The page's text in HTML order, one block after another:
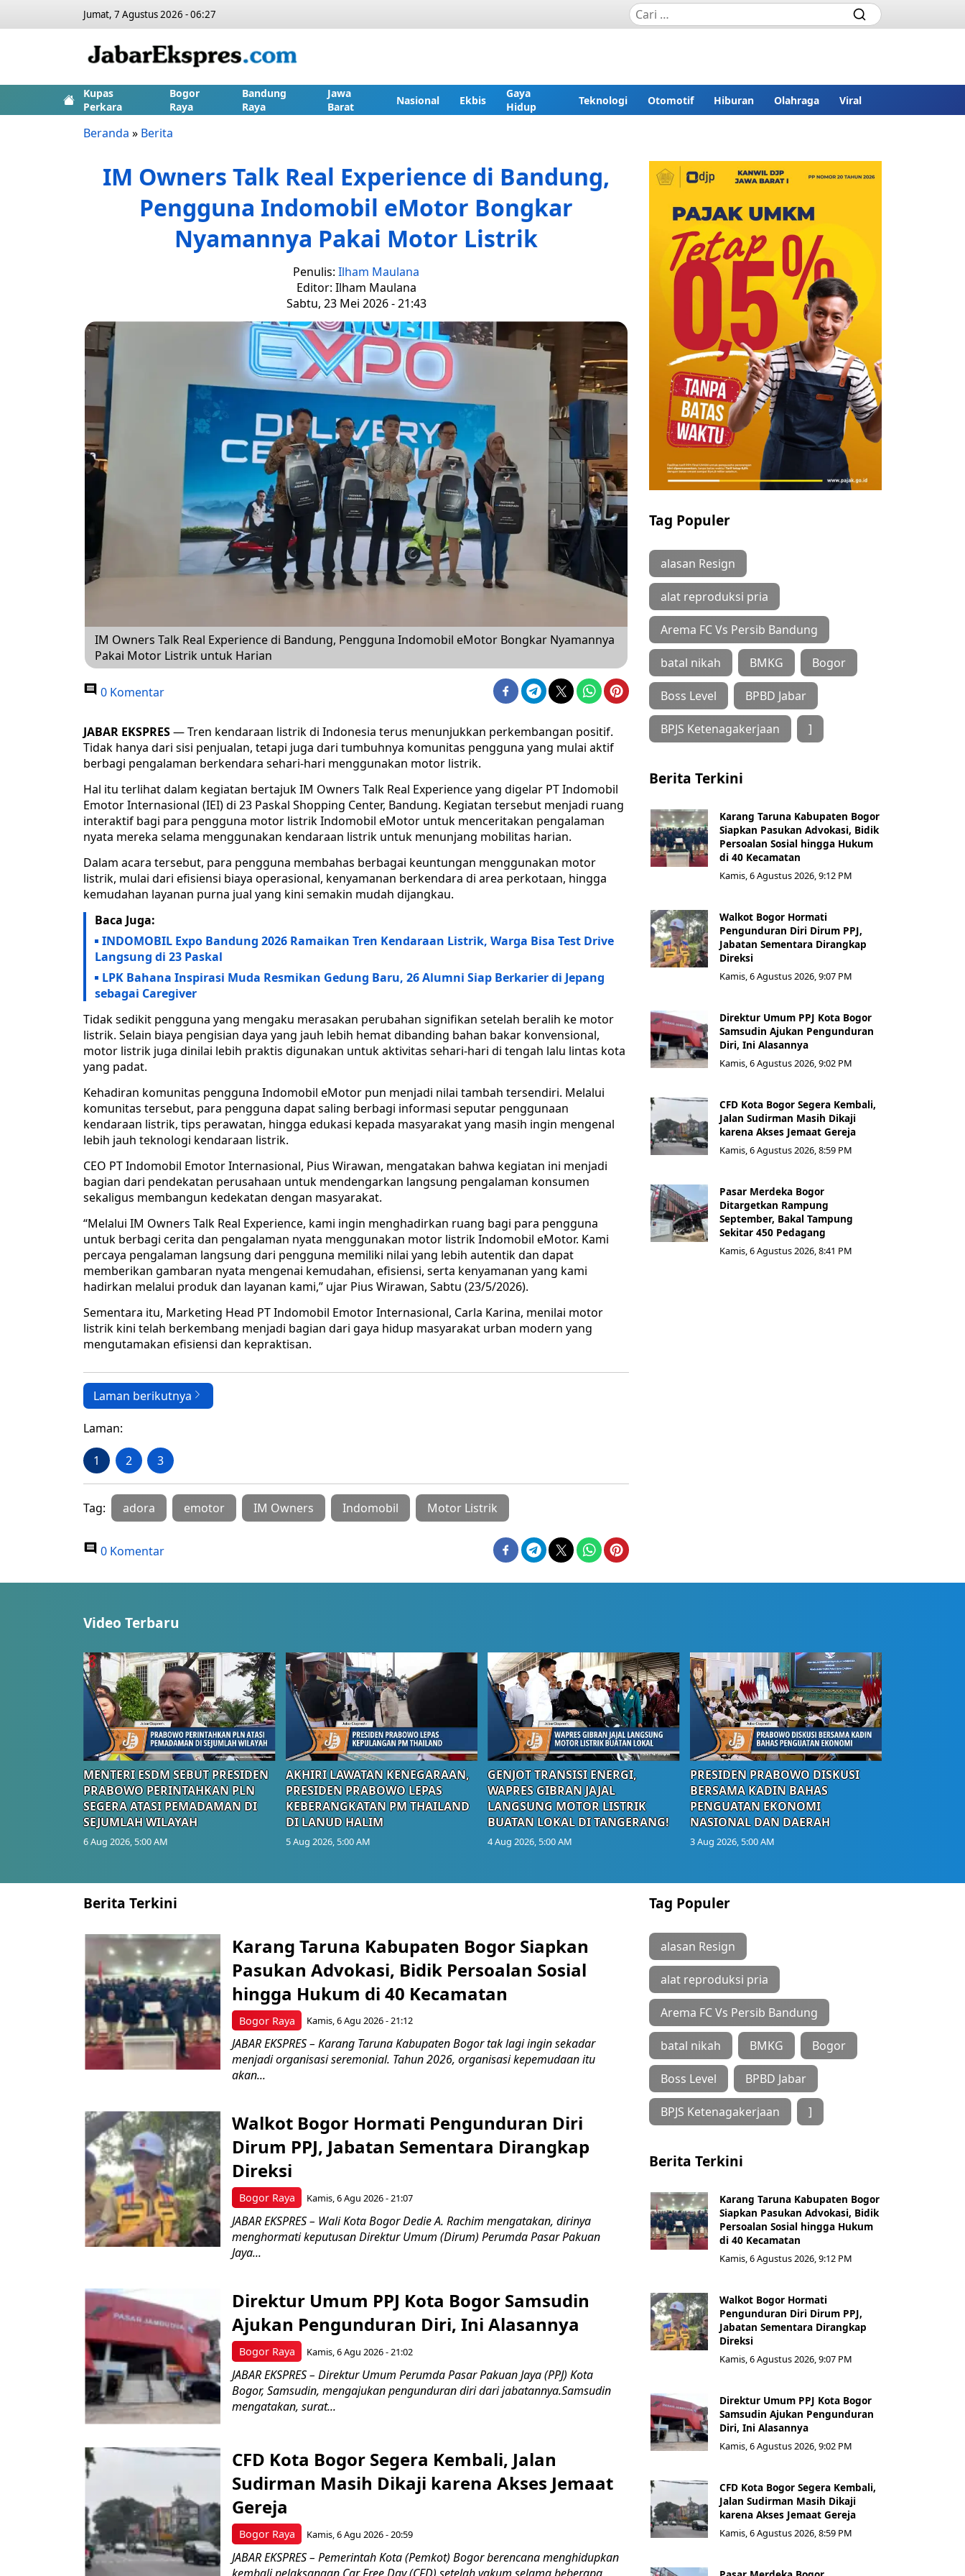
Jumat, 7 Agustus 2026 - 06:27
Kupas
Perkara
Bogor
Raya
Bandung
Raya
Jawa
Barat
Nasional Ekbis
Gaya
Hidup
Teknologi Otomotif Hiburan Olahraga Viral
Beranda » Berita
IM Owners Talk Real Experience di Bandung,
Pengguna Indomobil eMotor Bongkar
Nyamannya Pakai Motor Listrik
Penulis: Ilham Maulana
Editor: Ilham Maulana
Sabtu, 23 Mei 2026 - 21:43
IM Owners Talk Real Experience di Bandung, Pengguna Indomobil eMotor Bongkar Nyamannya
Pakai Motor Listrik untuk Harian
0 Komentar
JABAR EKSPRES— Tren kendaraan listrik di Indonesia terus menunjukkan perkembangan positif.
Tidak hanya dari sisi penjualan, tetapi juga dari tumbuhnya komunitas pengguna yang mulai aktif
berbagi pengalaman berkendara sehari-hari menggunakan motor listrik.
Hal itu terlihat dalam kegiatan bertajuk IM Owners Talk Real Experience yang digelar PT Indomobil
Emotor Internasional (IEI) di 23 Paskal Shopping Center, Bandung. Kegiatan tersebut menjadi ruang
interaktif bagi para pengguna motor listrik Indomobil eMotor untuk menceritakan pengalaman
nyata mereka selama menggunakan kendaraan listrik untuk menunjang mobilitas harian.
Dalam acara tersebut, para pengguna membahas berbagai keuntungan menggunakan motor
listrik, mulai dari efisiensi biaya operasional, kenyamanan berkendara di area perkotaan, hingga
kemudahan layanan purna jual yang kini semakin mudah dijangkau.
Baca Juga:
INDOMOBIL Expo Bandung 2026 Ramaikan Tren Kendaraan Listrik, Warga Bisa Test Drive
Langsung di 23 Paskal
LPK Bahana Inspirasi Muda Resmikan Gedung Baru, 26 Alumni Siap Berkarier di Jepang
sebagai Caregiver
Tidak sedikit pengguna yang mengaku merasakan perubahan signifikan setelah beralih ke motor
listrik. Selain biaya pengisian daya yang jauh lebih hemat dibanding bahan bakar konvensional,
motor listrik juga dinilai lebih praktis digunakan untuk aktivitas sehari-hari di tengah lalu lintas kota
yang padat.
Kehadiran komunitas pengguna Indomobil eMotor pun menjadi nilai tambah tersendiri. Melalui
komunitas tersebut, para pengguna dapat saling berbagi informasi seputar penggunaan
kendaraan listrik, tips perawatan, hingga edukasi kepada masyarakat yang masih ingin mengenal
lebih jauh teknologi kendaraan listrik.
CEO PT Indomobil Emotor Internasional, Pius Wirawan, mengatakan bahwa kegiatan ini menjadi
bagian dari pendekatan perusahaan untuk mendengarkan langsung pengalaman konsumen
sekaligus membangun kedekatan dengan masyarakat.
“Melalui IM Owners Talk Real Experience, kami ingin menghadirkan ruang bagi para pengguna
untuk berbagi cerita dan pengalaman nyata menggunakan motor listrik Indomobil eMotor. Kami
percaya pengalaman langsung dari pengguna memiliki nilai yang lebih autentik dan dapat
memberikan gambaran nyata mengenai kemudahan, efisiensi, serta kenyamanan yang kami
hadirkan melalui produk dan layanan kami,” ujar Pius Wirawan, Sabtu (23/5/2026).
Sementara itu, Marketing Head PT Indomobil Emotor Internasional, Carla Karina, menilai motor
listrik kini telah berkembang menjadi bagian dari gaya hidup masyarakat urban modern yang
mengutamakan efisiensi dan kepraktisan.
Laman berikutnya
Laman:
1 2 3
Tag: adora emotor IM Owners Indomobil Motor Listrik
0 Komentar
Tag Populer
alasan Resign
alat reproduksi pria
Arema FC Vs Persib Bandung
batal nikah BMKG Bogor
Boss Level BPBD Jabar
BPJS Ketenagakerjaan ]
Berita Terkini
Karang Taruna Kabupaten Bogor
Siapkan Pasukan Advokasi, Bidik
Persoalan Sosial hingga Hukum
di 40 Kecamatan
Kamis, 6 Agustus 2026, 9:12 PM
Walkot Bogor Hormati
Pengunduran Diri Dirum PPJ,
Jabatan Sementara Dirangkap
Direksi
Kamis, 6 Agustus 2026, 9:07 PM
Direktur Umum PPJ Kota Bogor
Samsudin Ajukan Pengunduran
Diri, Ini Alasannya
Kamis, 6 Agustus 2026, 9:02 PM
CFD Kota Bogor Segera Kembali,
Jalan Sudirman Masih Dikaji
karena Akses Jemaat Gereja
Kamis, 6 Agustus 2026, 8:59 PM
Pasar Merdeka Bogor
Ditargetkan Rampung
September, Bakal Tampung
Sekitar 450 Pedagang
Kamis, 6 Agustus 2026, 8:41 PM
Video Terbaru
MENTERI ESDM SEBUT PRESIDEN
PRABOWO PERINTAHKAN PLN
SEGERA ATASI PEMADAMAN DI
SEJUMLAH WILAYAH
6 Aug 2026, 5:00 AM
AKHIRI LAWATAN KENEGARAAN,
PRESIDEN PRABOWO LEPAS
KEBERANGKATAN PM THAILAND
DI LANUD HALIM
5 Aug 2026, 5:00 AM
GENJOT TRANSISI ENERGI,
WAPRES GIBRAN JAJAL
LANGSUNG MOTOR LISTRIK
BUATAN LOKAL DI TANGERANG!
4 Aug 2026, 5:00 AM
PRESIDEN PRABOWO DISKUSI
BERSAMA KADIN BAHAS
PENGUATAN EKONOMI
NASIONAL DAN DAERAH
3 Aug 2026, 5:00 AM
Berita Terkini
Bogor Raya
Karang Taruna Kabupaten Bogor Siapkan
Pasukan Advokasi, Bidik Persoalan Sosial
hingga Hukum di 40 Kecamatan
Kamis, 6 Agu 2026 - 21:12
JABAR EKSPRES – Karang Taruna Kabupaten Bogor tak lagi ingin sekadar
menjadi organisasi seremonial. Tahun 2026, organisasi kepemudaan itu
akan...
Bogor Raya
Walkot Bogor Hormati Pengunduran Diri
Dirum PPJ, Jabatan Sementara Dirangkap
Direksi
Kamis, 6 Agu 2026 - 21:07
JABAR EKSPRES – Wali Kota Bogor Dedie A. Rachim mengatakan, dirinya
menghormati keputusan Direktur Umum (Dirum) Perumda Pasar Pakuan
Jaya...
Bogor Raya
Direktur Umum PPJ Kota Bogor Samsudin
Ajukan Pengunduran Diri, Ini Alasannya
Kamis, 6 Agu 2026 - 21:02
JABAR EKSPRES – Direktur Umum Perumda Pasar Pakuan Jaya (PPJ) Kota
Bogor, Samsudin, mengajukan pengunduran diri dari jabatannya.Samsudin
mengatakan, surat...
Bogor Raya
CFD Kota Bogor Segera Kembali, Jalan
Sudirman Masih Dikaji karena Akses Jemaat
Gereja
Kamis, 6 Agu 2026 - 20:59
JABAR EKSPRES – Pemerintah Kota (Pemkot) Bogor berencana menghidupkan
kembali pelaksanaan Car Free Day (CFD) setelah vakum selama beberapa
Tag Populer
alasan Resign
alat reproduksi pria
Arema FC Vs Persib Bandung
batal nikah BMKG Bogor
Boss Level BPBD Jabar
BPJS Ketenagakerjaan ]
Berita Terkini
Karang Taruna Kabupaten Bogor
Siapkan Pasukan Advokasi, Bidik
Persoalan Sosial hingga Hukum
di 40 Kecamatan
Kamis, 6 Agustus 2026, 9:12 PM
Walkot Bogor Hormati
Pengunduran Diri Dirum PPJ,
Jabatan Sementara Dirangkap
Direksi
Kamis, 6 Agustus 2026, 9:07 PM
Direktur Umum PPJ Kota Bogor
Samsudin Ajukan Pengunduran
Diri, Ini Alasannya
Kamis, 6 Agustus 2026, 9:02 PM
CFD Kota Bogor Segera Kembali,
Jalan Sudirman Masih Dikaji
karena Akses Jemaat Gereja
Kamis, 6 Agustus 2026, 8:59 PM